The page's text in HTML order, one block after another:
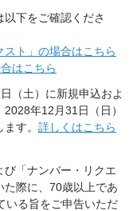
下をご確認くださ
スト」の場合はこちら
はこちら
（土）に新規申込およ
年12月31日（日）
す。 詳しくはこちら
「ナンバー・リクエ
た際に、70歳以上であ
いる旨をご申告いただ